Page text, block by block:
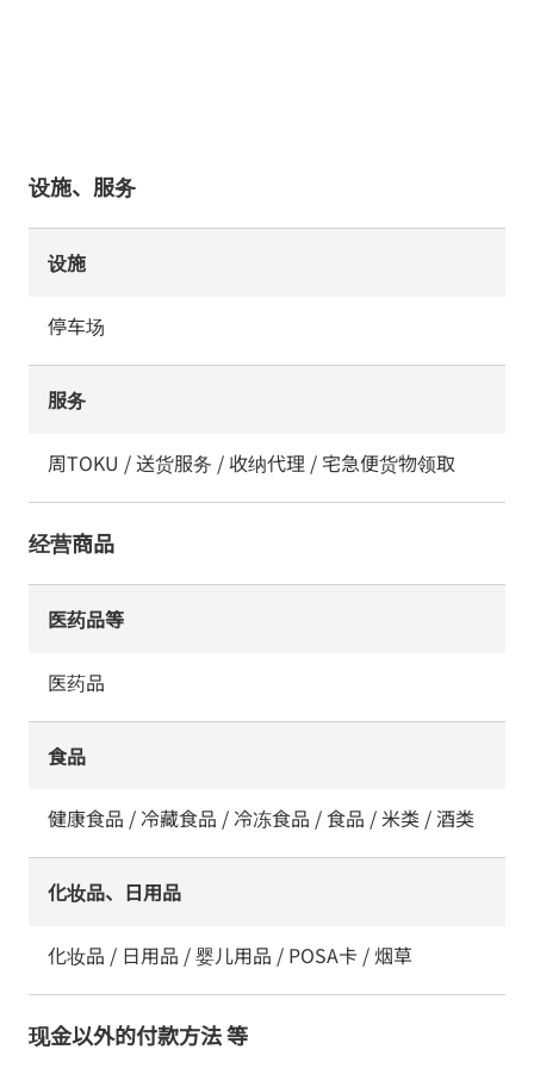
设施、服务
设施
停车场
服务
周TOKU / 送货服务 / 收纳代理 / 宅急便货物领取
经营商品
医药品等
医药品
食品
健康食品 / 冷藏食品 / 冷冻食品 / 食品 / 米类 / 酒类
化妆品、日用品
化妆品 / 日用品 / 婴儿用品 / POSA卡 / 烟草
现金以外的付款方法 等